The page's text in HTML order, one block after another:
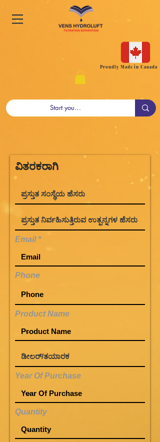
Proudly Made in Canada
ವಿತರಕರಾಗಿ
Email
Phone
Product Name
Year Of Purchase
Quantity